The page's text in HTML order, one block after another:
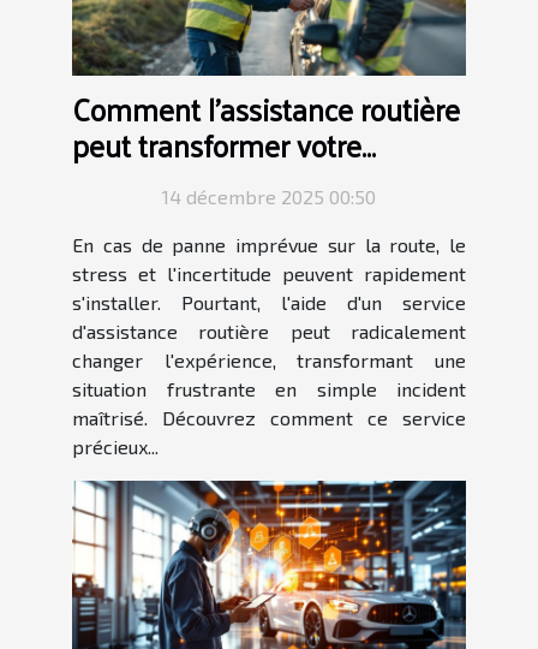
Comment l'assistance routière
peut transformer votre
journée en panne ?
14 décembre 2025 00:50
En cas de panne imprévue sur la route, le
stress et l'incertitude peuvent rapidement
s'installer. Pourtant, l'aide d'un service
d'assistance routière peut radicalement
changer l'expérience, transformant une
situation frustrante en simple incident
maîtrisé. Découvrez comment ce service
précieux...